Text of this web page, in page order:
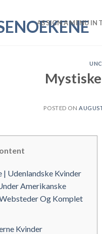
ASSIGN A MENU IN
POSTED ON
| Udenlandske Kvinder
Amerikanske
Og Komplet
Kvinder